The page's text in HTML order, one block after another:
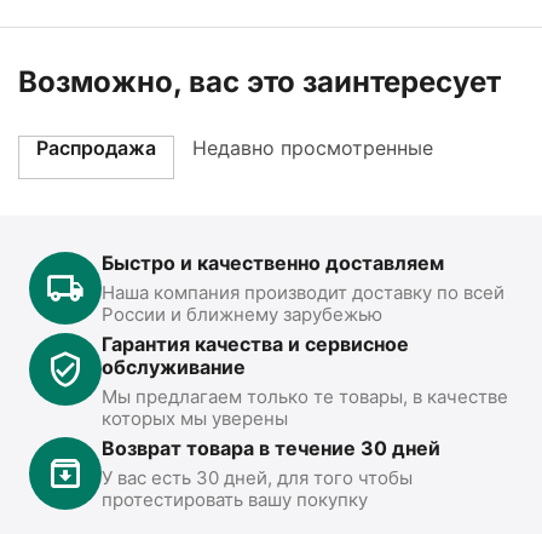
Возможно, вас это заинтересует
Распродажа Недавно просмотренные
Быстро и качественно доставляем
Наша компания производит доставку по всей
России и ближнему зарубежью
Гарантия качества и сервисное
обслуживание
Мы предлагаем только те товары, в качестве
которых мы уверены
Возврат товара в течение 30 дней
У вас есть 30 дней, для того чтобы
протестировать вашу покупку